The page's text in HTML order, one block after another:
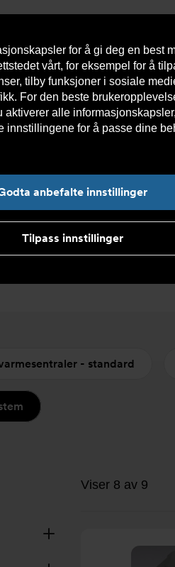
for å gi deg en best
vårt, for eksempel for å
tilby funksjoner i sosiale
For den beste
aktiverer alle
innstillingene for å passe dine
anbefalte innstillinger
Tilpass innstillinger
Kontakt oss Nettbutikk
system
- standard
Viser 8 av 9